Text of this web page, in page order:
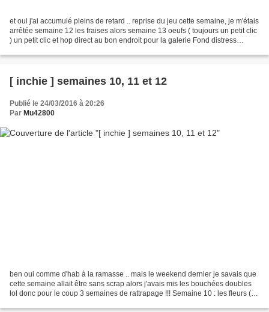
et oui j'ai accumulé pleins de retard .. reprise du jeu cette semaine, je m'étais
arrêtée semaine 12 les fraises alors semaine 13 oeufs ( toujours un petit clic
) un petit clic et hop direct au bon endroit pour la galerie Fond distress
[ inchie ] semaines 10, 11 et 12
Publié le 24/03/2016 à 20:26
Par Mu42800
ben oui comme d'hab à la ramasse .. mais le weekend dernier je savais que
cette semaine allait être sans scrap alors j'avais mis les bouchées doubles
lol donc pour le coup 3 semaines de rattrapage !!! Semaine 10 : les fleurs (